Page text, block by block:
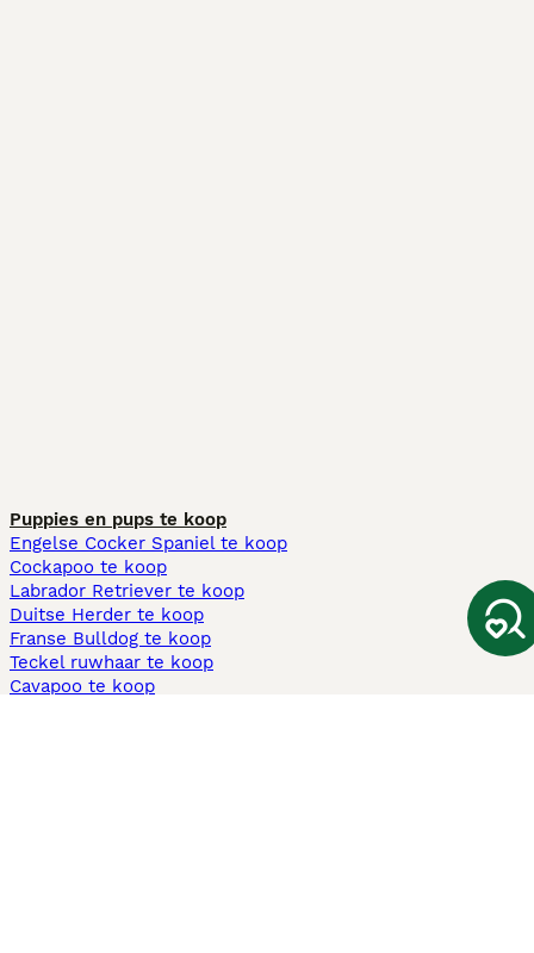
Puppies en pups te koop
Engelse Cocker Spaniel te koop
Cockapoo te koop
Labrador Retriever te koop
Duitse Herder te koop
Franse Bulldog te koop
Teckel ruwhaar te koop
Cavapoo te koop